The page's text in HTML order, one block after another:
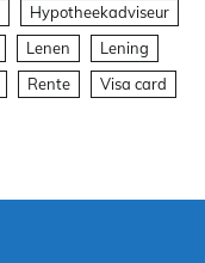
Hypotheekadviseur
Lenen
Lening
Rente Visa card